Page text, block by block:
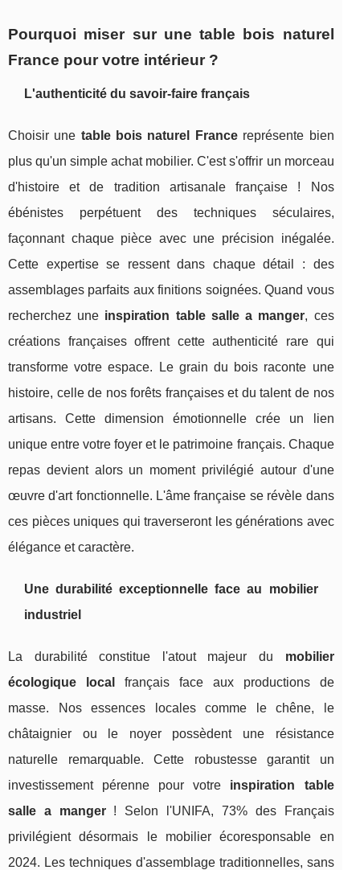
Pourquoi miser sur une table bois naturel
France pour votre intérieur ?
L'authenticité du savoir-faire français
Choisir une table bois naturel Francereprésente bien
plus qu'un simple achat mobilier. C'est s'offrir un morceau
d'histoire et de tradition artisanale française ! Nos
ébénistes perpétuent des techniques séculaires,
façonnant chaque pièce avec une précision inégalée.
Cette expertise se ressent dans chaque détail : des
assemblages parfaits aux finitions soignées. Quand vous
recherchez une inspiration table salle a manger, ces
créations françaises offrent cette authenticité rare qui
transforme votre espace. Le grain du bois raconte une
histoire, celle de nos forêts françaises et du talent de nos
artisans. Cette dimension émotionnelle crée un lien
unique entre votre foyer et le patrimoine français. Chaque
repas devient alors un moment privilégié autour d'une
œuvre d'art fonctionnelle. L'âme française se révèle dans
ces pièces uniques qui traverseront les générations avec
élégance et caractère.
Une durabilité exceptionnelle face au mobilier
industriel
La durabilité constitue l'atout majeur du mobilier
écologique local
français face aux productions de
masse. Nos essences locales comme le chêne, le
châtaignier ou le noyer possèdent une résistance
naturelle remarquable. Cette robustesse garantit un
investissement pérenne pour votre inspiration table
salle a manger! Selon l'UNIFA, 73% des Français
privilégient désormais le mobilier écoresponsable en
2024. Les techniques d'assemblage traditionnelles, sans